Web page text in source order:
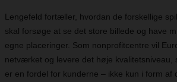
Lengefeld fortæller, hvordan de forskellige
skal forsøge at se det store billede og have
egne placeringer. Som nonprofitcentre vil
netværket og levere det høje kvalitetsniveau,
er en fordel for kunderne – ikke kun i form af